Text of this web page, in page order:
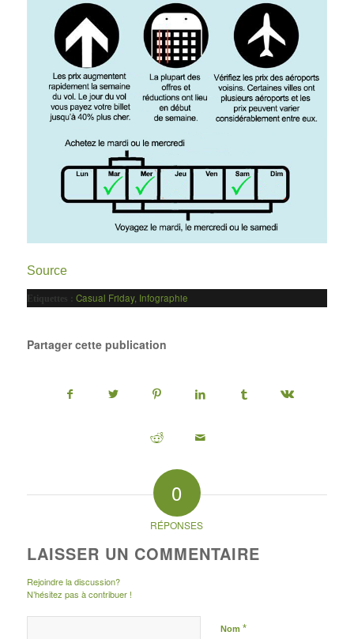
Source
Etiquettes : Casual Friday, Infographie
Partager cette publication
0
RÉPONSES
LAISSER UN COMMENTAIRE
Rejoindre la discussion?
N’hésitez pas à contribuer !
Nom *